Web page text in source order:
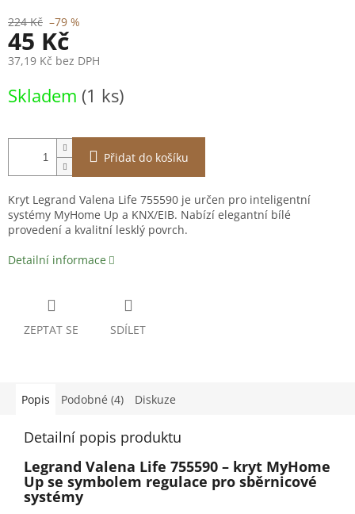
224 Kč –79 %
45 Kč
37,19 Kč bez DPH
cena:
Skladem (1 ks)
Přidat do košíku
Kryt Legrand Valena Life 755590 je určen pro inteligentní
systémy MyHome Up a KNX/EIB. Nabízí elegantní bílé
provedení a kvalitní lesklý povrch.
Detailní informace
ZEPTAT SE SDÍLET
Popis Podobné (4) Diskuze
Detailní popis produktu
Legrand Valena Life 755590 – kryt MyHome
Up se symbolem regulace pro sběrnicové
systémy